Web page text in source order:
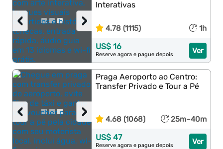
›
‹
Interativas
4.78 (1115) 1h
Ver
US$ 16
Reserve agora e pague depois
›
‹
Praga Aeroporto ao Centro:
Transfer Privado e Tour a Pé
4.68 (1068) 25m–40m
Ver
US$ 47
Reserve agora e pague depois